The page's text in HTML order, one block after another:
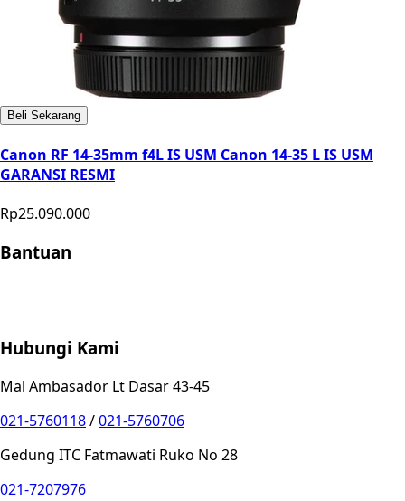
Beli Sekarang
Canon RF 14-35mm f4L IS USM Canon 14-35 L IS USM
GARANSI RESMI
Rp25.090.000
Bantuan
Hubungi Kami
Mal Ambasador Lt Dasar 43-45
021-5760118/021-5760706
Gedung ITC Fatmawati Ruko No 28
021-7207976